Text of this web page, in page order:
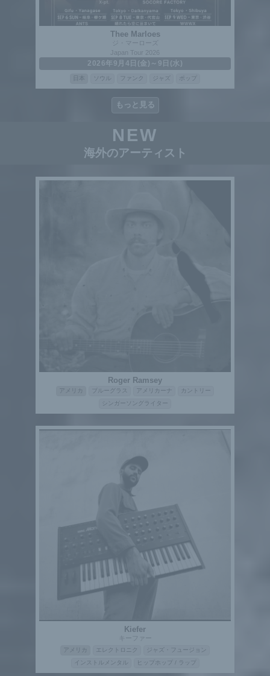
Thee Marloes
ジ・マーローズ
Japan Tour 2026
2026年9月4日(金)～9日(水)
ソウル ファンク ジャズ ポップ
もっと見る
NEW
海外のアーティスト
Roger Ramsey
アメリカ ブルーグラス アメリカーナ
カントリー
シンガーソングライター
Kiefer
アメリカ エレクトロニク
ジャズ・フュージョン
インストルメンタル
ヒップホップ / ラップ